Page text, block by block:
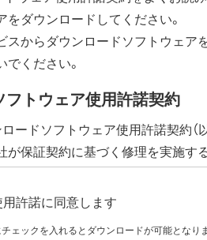
信費用や、パケット通信量の超
ダウンロードしてください。
からダウンロードソフトウェア
ください。
フトウェア使用許諾契約
ロードソフトウェア使用許諾契約（
が保証契約に基づく修理を実施す
ます）の使用許諾契約に同意する
ェア（ユーティリティ・ファーム
許諾に同意します
ェックを入れるとダウンロードが可能となり